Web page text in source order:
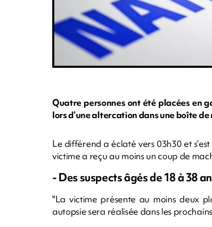
Quatre personnes ont été placées en
lors d’une altercation dans une boîte
Le différend a éclaté vers 03h30 et
victime a reçu au moins un coup de
- Des suspects âgés de 18 à 38
"La victime présente au moins deux
autopsie sera réalisée dans les